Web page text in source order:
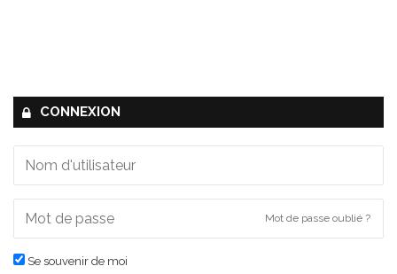
CONNEXION
Mot de passe oublié ?
Se souvenir de moi